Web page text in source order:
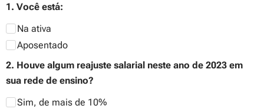
1. Você está:
Na ativa
Aposentado
2. Houve algum reajuste salarial neste ano de 2023 em
sua rede de ensino?
Sim, de mais de 10%